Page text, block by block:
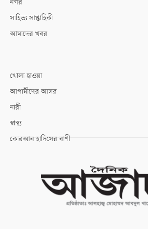
সাহিত্য সাপ্তাহিকী
আমাদের খবর
খোলা হাওয়া
আগামীদের আসর
নারী
স্বাস্থ্য
কোরআন হাদিসের বাণী